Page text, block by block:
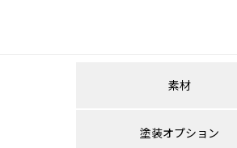
素材
塗装オプション